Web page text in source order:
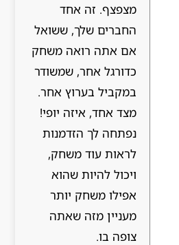
מצפצף. זה אחד
החברים שלך, ששואל
אם אתה רואה משחק
כדורגל אחר, שמשודר
במקביל בערוץ אחר.
מצד אחד, איזה יופי!
נפתחה לך הזדמנות
לראות עוד משחק,
ויכול להיות שהוא
אפילו משחק יותר
מעניין מזה שאתה
צופה בו.